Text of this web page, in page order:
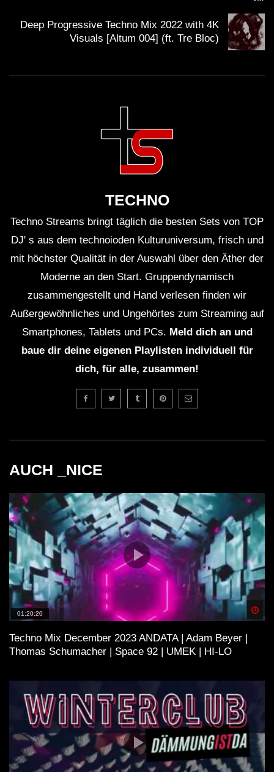
Deep Progressive Techno Mix 2022 with 4K
Visuals [Altum 004] (ft. Tre Bloc)
TECHNO
Techno Streams bringt täglich die besten Sets von TOP
DJ' s aus dem technoioden Kulturuniversum, frisch und
mit höchster Qualität in der Auswahl über den Äther der
Moderne an den Start. Gruppendynamisch
zusammengestellt und Hand verlesen finden wir
Außergewöhnliches und Ungehörtes zum Streaming auf
Smartphones, Tablets und PCs. Meld dich an und
baue dir deine eigenen Playlisten individuell für
dich, für alle, zusammen!
AUCH _NICE
01:20:20
Techno Mix December 2023 ANDATA | Adam Beyer |
Thomas Schumacher | Space 92 | UMEK | HI-LO